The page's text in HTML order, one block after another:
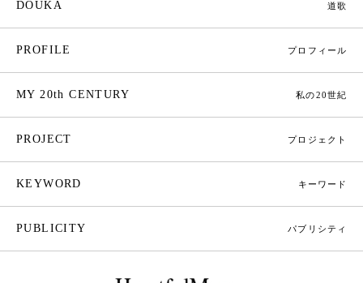
DOUKA 道歌
PROFILE プロフィール
MY 20th CENTURY 私の20世紀
PROJECT プロジェクト
KEYWORD キーワード
PUBLICITY パブリシティ